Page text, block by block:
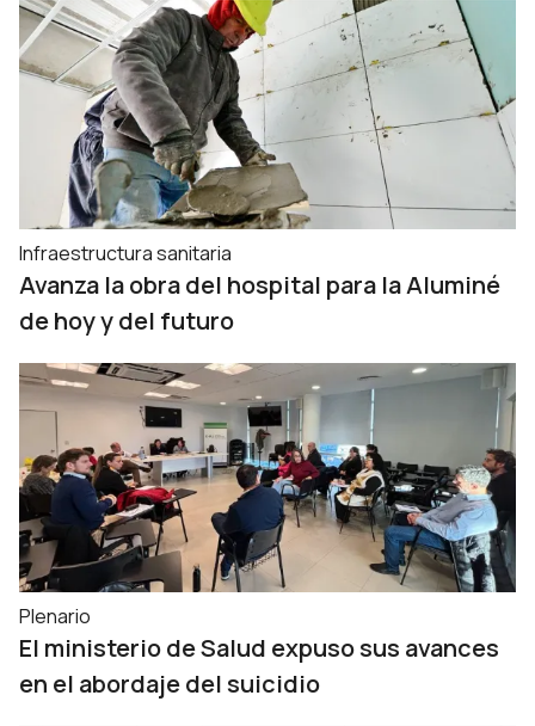
Infraestructura sanitaria
Avanza la obra del hospital para la Aluminé
de hoy y del futuro
Plenario
El ministerio de Salud expuso sus avances
en el abordaje del suicidio